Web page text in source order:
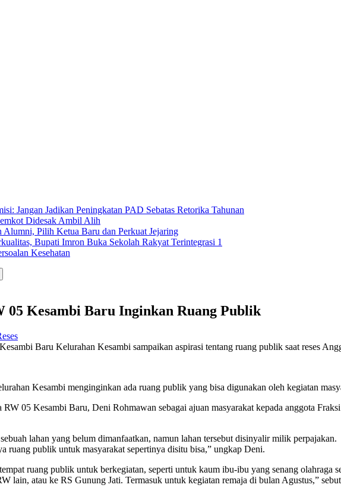
Jangan Jadikan Peningkatan PAD Sebatas Retorika Tahunan
Didesak Ambil Alih
Pilih Ketua Baru dan Perkuat Jejaring
Bupati Imron Buka Sekolah Rakyat Terintegrasi 1
Kesehatan
05 Kesambi Baru Inginkan Ruang Publik
Baru Kelurahan Kesambi sampaikan aspirasi tentang ruang publik saat reses
Kesambi menginginkan ada ruang publik yang bisa digunakan oleh kegiatan
RW 05 Kesambi Baru, Deni Rohmawan sebagai ajuan masyarakat kepada anggota
lahan yang belum dimanfaatkan, namun lahan tersebut disinyalir milik perpajakan.
ruang publik untuk masyarakat sepertinya disitu bisa,” ungkap Deni.
ruang publik untuk berkegiatan, seperti untuk kaum ibu-ibu yang senang olahraga
lain, atau ke RS Gunung Jati. Termasuk untuk kegiatan remaja di bulan Agustus,”